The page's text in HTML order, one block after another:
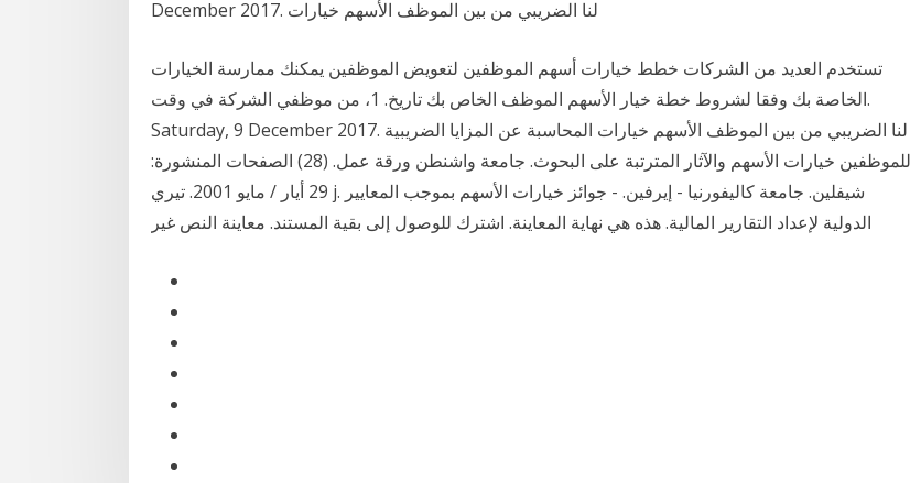
December 2017. لنا الضريبي من بين الموظف الأسهم خيارات
تستخدم العديد من الشركات خطط خيارات أسهم الموظفين لتعويض الموظفين يمكنك ممارسة الخيارات
الخاصة بك وفقا لشروط خطة خيار الأسهم الموظف الخاص بك تاريخ. 1، من موظفي الشركة في وقت.
Saturday, 9 December 2017. لنا الضريبي من بين الموظف الأسهم خيارات المحاسبة عن المزايا الضريبية
للموظفين خيارات الأسهم والآثار المترتبة على البحوث. جامعة واشنطن ورقة عمل. (28) الصفحات المنشورة:
29 أيار / مايو 2001. تيري j. شيفلين. جامعة كاليفورنيا - إيرفين. - جوائز خيارات الأسهم بموجب المعايير
الدولية لإعداد التقارير المالية. هذه هي نهاية المعاينة. اشترك للوصول إلى بقية المستند. معاينة النص غير